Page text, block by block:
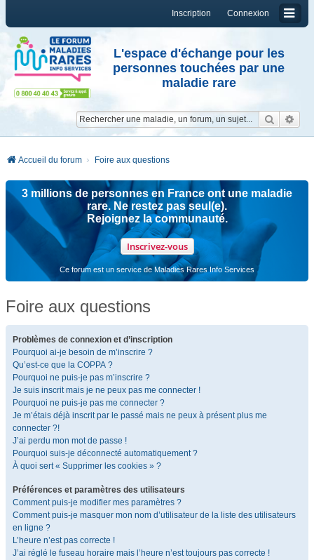
Connexion
Inscription
L'espace d'échange pour les
personnes touchées par une
maladie rare
Accueil du forum Foire aux questions
3 millions de personnes en France ont une maladie
rare. Ne restez pas seul(e).
Rejoignez la communauté.
Inscrivez-vous
Ce forum est un service de Maladies Rares Info Services
Foire aux questions
Problèmes de connexion et d’inscription
Pourquoi ai-je besoin de m’inscrire ?
Qu’est-ce que la COPPA ?
Pourquoi ne puis-je pas m’inscrire ?
Je suis inscrit mais je ne peux pas me connecter !
Pourquoi ne puis-je pas me connecter ?
Je m’étais déjà inscrit par le passé mais ne peux à présent plus me
connecter ?!
J’ai perdu mon mot de passe !
Pourquoi suis-je déconnecté automatiquement ?
À quoi sert « Supprimer les cookies » ?
Préférences et paramètres des utilisateurs
Comment puis-je modifier mes paramètres ?
Comment puis-je masquer mon nom d’utilisateur de la liste des utilisateurs
en ligne ?
L’heure n’est pas correcte !
J’ai réglé le fuseau horaire mais l’heure n’est toujours pas correcte !